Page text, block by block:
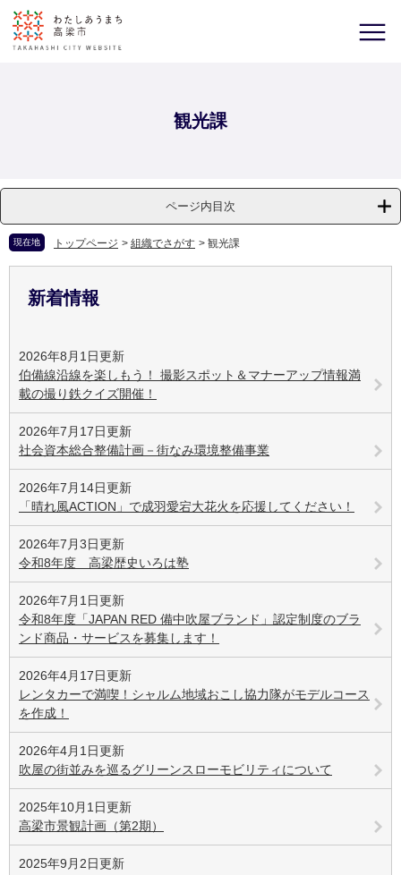
観光課
ページ内目次
現在地 トップページ > 組織でさがす > 観光課
新着情報
2026年8月1日更新
伯備線沿線を楽しもう！ 撮影スポット＆マナーアップ情報満
載の撮り鉄クイズ開催！
2026年7月17日更新
社会資本総合整備計画－街なみ環境整備事業
2026年7月14日更新
「晴れ風ACTION」で成羽愛宕大花火を応援してください！
2026年7月3日更新
令和8年度 高梁歴史いろは塾
2026年7月1日更新
令和8年度「JAPAN RED 備中吹屋ブランド」認定制度のブラ
ンド商品・サービスを募集します！
2026年4月17日更新
レンタカーで満喫！シャルム地域おこし協力隊がモデルコース
を作成！
2026年4月1日更新
吹屋の街並みを巡るグリーンスローモビリティについて
2025年10月1日更新
高梁市景観計画（第2期）
2025年9月2日更新